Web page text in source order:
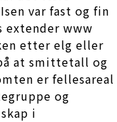
var fast og fin
extender www
etter elg eller
at smittetall og
er fellesareal
og
i